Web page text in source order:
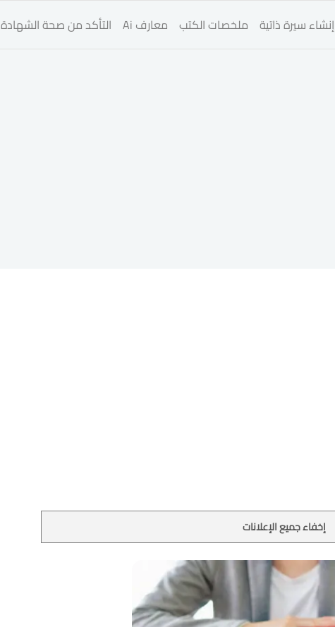
إنشاء سيرة ذاتية ملخصات الكتب معارف Ai التأكد من صحة الشهادة
إخفاء جميع الإعلانات